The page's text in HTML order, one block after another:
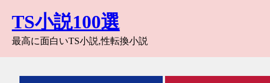
TS小説100選
最高に面白いTS小説,性転換小説